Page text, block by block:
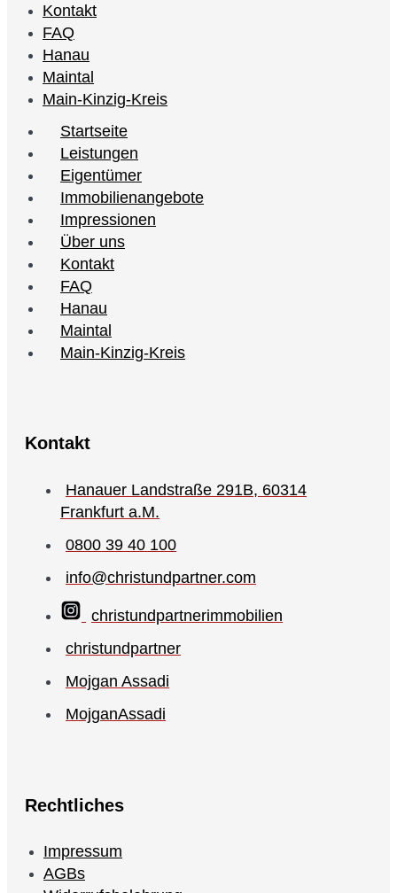
Kontakt
FAQ
Hanau
Maintal
Main-Kinzig-Kreis
Startseite
Leistungen
Eigentümer
Immobilienangebote
Impressionen
Über uns
Kontakt
FAQ
Hanau
Maintal
Main-Kinzig-Kreis
Kontakt
Hanauer Landstraße 291B, 60314
Frankfurt a.M.
0800 39 40 100
info@christundpartner.com
christundpartnerimmobilien
christundpartner
Mojgan Assadi
MojganAssadi
Rechtliches
Impressum
AGBs